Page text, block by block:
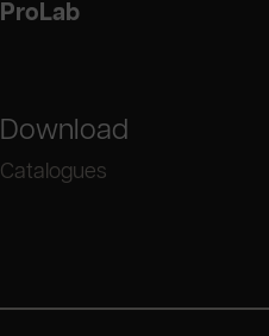
ProLab
Download
Catalogues